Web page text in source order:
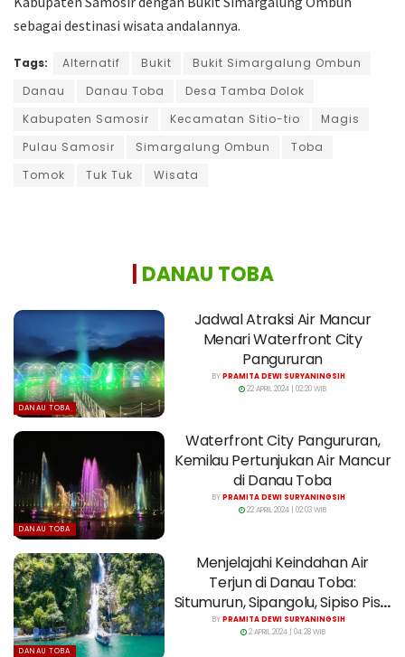
sebagai destinasi wisata andalannya.
Tags: Alternatif Bukit
Bukit Simargalung Ombun
Danau
Danau Toba
Desa Tamba Dolok
Kabupaten Samosir
Kecamatan Sitio-tio
Magis
Pulau Samosir
Simargalung Ombun
Toba
Tomok
Tuk Tuk Wisata
DANAU TOBA
DANAU TOBA
Jadwal Atraksi Air Mancur
Menari Waterfront City
Pangururan
BYPRAMITA DEWI SURYANINGSIH
22 APRIL 2024 | 02:20 WIB
DANAU TOBA
Waterfront City Pangururan,
Kemilau Pertunjukan Air Mancur
di Danau Toba
BYPRAMITA DEWI SURYANINGSIH
22 APRIL 2024 | 02:03 WIB
DANAU TOBA
Menjelajahi Keindahan Air
Terjun di Danau Toba:
Situmurun, Sipangolu, Sipiso Piso,
dan Janji
BYPRAMITA DEWI SURYANINGSIH
2 APRIL 2024 | 04:28 WIB